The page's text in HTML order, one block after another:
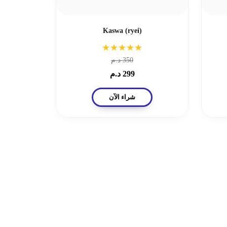
Kaswa (ryei)
★★★★★
350د.م
299 د.م
شراء الآن